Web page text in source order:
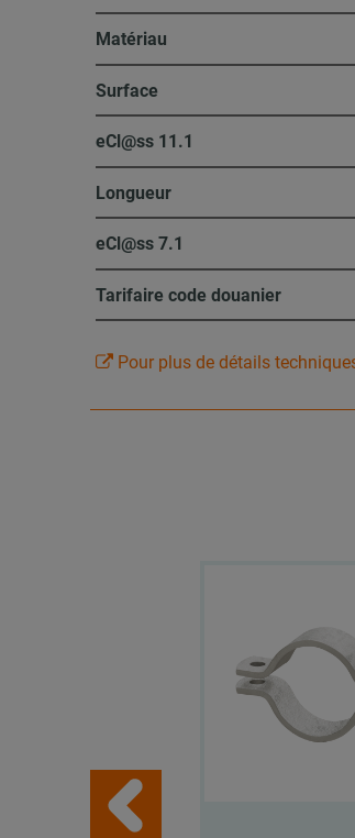
Matériau
Surface
eCl@ss 11.1
Longueur
eCl@ss 7.1
Tarifaire code douanier
Pour plus de détails